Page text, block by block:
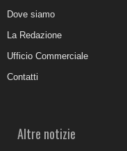
Dove siamo
La Redazione
Ufficio Commerciale
Contatti
Altre notizie